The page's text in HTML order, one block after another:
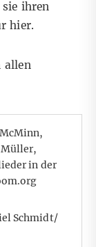
ihren
hier.
allen
in der
Schmidt/